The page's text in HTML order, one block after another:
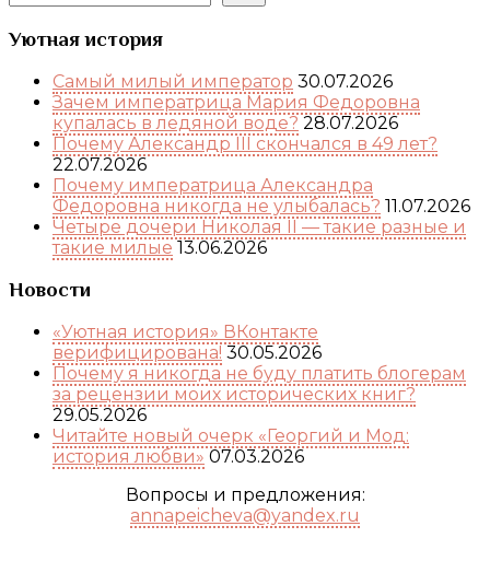
Уютная история
Самый милый император 30.07.2026
Зачем императрица Мария Федоровна
купалась в ледяной воде? 28.07.2026
Почему Александр III скончался в 49 лет?
22.07.2026
Почему императрица Александра
Федоровна никогда не улыбалась? 11.07.2026
Четыре дочери Николая II — такие разные и
такие милые 13.06.2026
Новости
«Уютная история» ВКонтакте
верифицирована! 30.05.2026
Почему я никогда не буду платить блогерам
за рецензии моих исторических книг?
29.05.2026
Читайте новый очерк «Георгий и Мод:
история любви» 07.03.2026
Вопросы и предложения:
annapeicheva@yandex.ru